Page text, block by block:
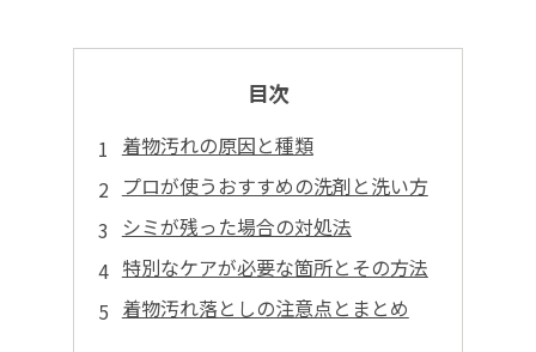
目次
着物汚れの原因と種類
プロが使うおすすめの洗剤と洗い方
シミが残った場合の対処法
特別なケアが必要な箇所とその方法
着物汚れ落としの注意点とまとめ